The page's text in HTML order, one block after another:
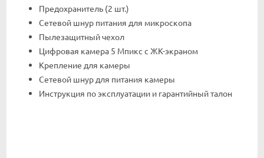
Предохранитель (2 шт.)
Сетевой шнур питания для микроскопа
Пылезащитный чехол
Цифровая камера 5 Мпикс с ЖК-экраном
Крепление для камеры
Сетевой шнур для питания камеры
Инструкция по эксплуатации и гарантийный талон